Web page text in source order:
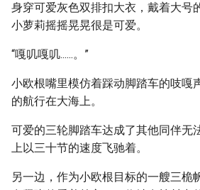
身穿可爱灰色双排扣大衣，戴着大号
小萝莉摇摇晃晃很是可爱。
“嘎叽嘎叽......。”
小欧根嘴里模仿着踩动脚踏车的吱嘎
的航行在大海上。
可爱的三轮脚踏车达成了其他同伴无
上以三十节的速度飞驰着。
另一边，作为小欧根目标的一艘三桅